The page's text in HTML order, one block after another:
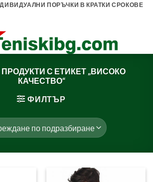
ПОРЪЧКИ В КРАТКИ СРОКОВЕ
ПРОДУКТИ С ЕТИКЕТ „ВИСОКО
КАЧЕСТВО“
ФИЛТЪР